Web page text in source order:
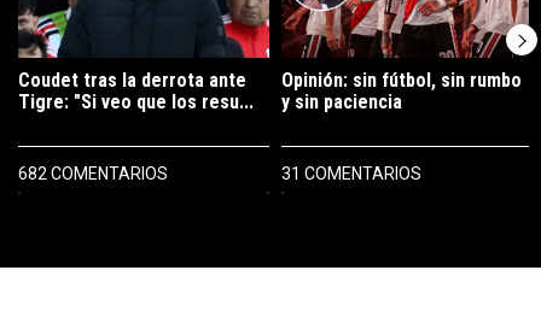
Coudet tras la derrota ante
Tigre: "Si veo que los resu...
682 COMENTARIOS
Opinión: sin fútbol, sin rumbo
y sin paciencia
31 COMENTARIOS